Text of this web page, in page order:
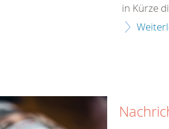
in Kürze